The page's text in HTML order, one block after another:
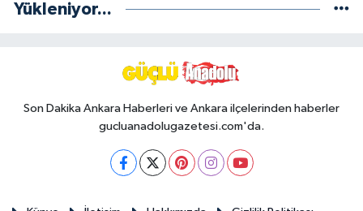
Yükleniyor...
Son Dakika Ankara Haberleri ve Ankara ilçelerinden haberler
gucluanadolugazetesi.com'da.